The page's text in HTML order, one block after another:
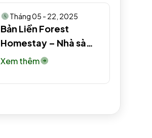
Tháng 05 - 22, 2025
Bản Liền Forest
Homestay – Nhà sàn
truyền thống người
Xem thêm